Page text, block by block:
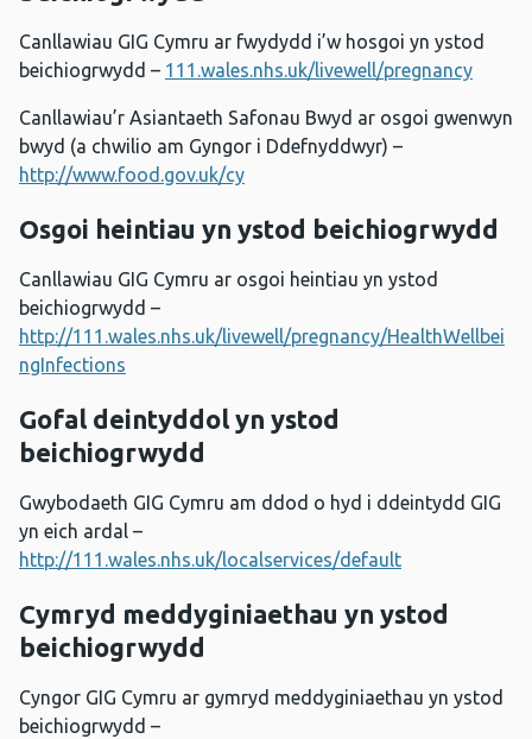
Canllawiau GIG Cymru ar fwydydd i’w hosgoi yn ystod
beichiogrwydd – 111.wales.nhs.uk/livewell/pregnancy
Canllawiau’r Asiantaeth Safonau Bwyd ar osgoi gwenwyn
bwyd (a chwilio am Gyngor i Ddefnyddwyr) –
http://www.food.gov.uk/cy
Osgoi heintiau yn ystod beichiogrwydd
Canllawiau GIG Cymru ar osgoi heintiau yn ystod
beichiogrwydd –
http://111.wales.nhs.uk/livewell/pregnancy/HealthWellbei
ngInfections
Gofal deintyddol yn ystod
beichiogrwydd
Gwybodaeth GIG Cymru am ddod o hyd i ddeintydd GIG
yn eich ardal –
http://111.wales.nhs.uk/localservices/default
Cymryd meddyginiaethau yn ystod
beichiogrwydd
Cyngor GIG Cymru ar gymryd meddyginiaethau yn ystod
beichiogrwydd –